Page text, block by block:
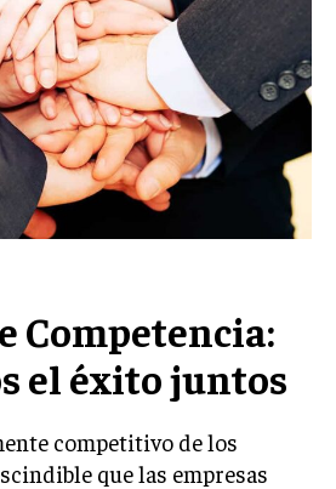
Case
of the most noteworthy news from all
subscription plan, you get access
that let you stay ahead of the curve.
Competencia:
el éxito juntos
competitivo de los
que las empresas